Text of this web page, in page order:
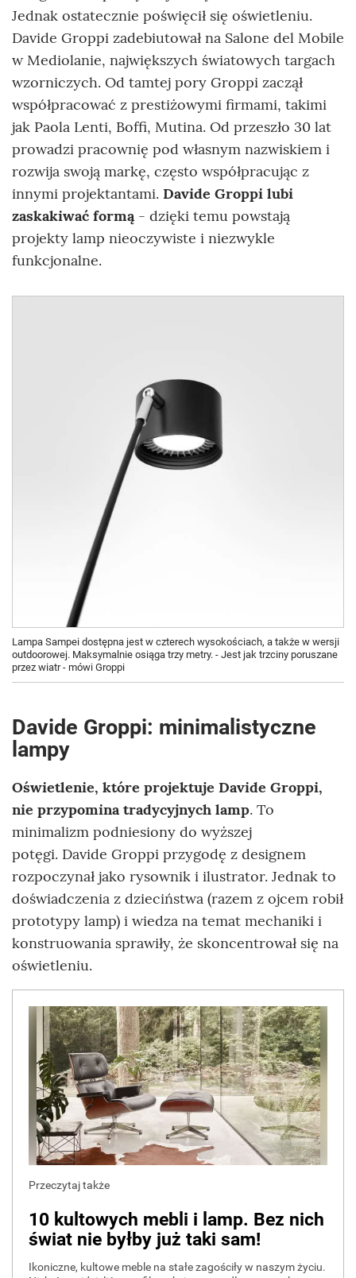
Jednak ostatecznie poświęcił się oświetleniu.
Davide Groppi zadebiutował na Salone del Mobile
w Mediolanie, największych światowych targach
wzorniczych. Od tamtej pory Groppi zaczął
współpracować z prestiżowymi firmami, takimi
jak Paola Lenti, Boffi, Mutina. Od przeszło 30 lat
prowadzi pracownię pod własnym nazwiskiem i
rozwija swoją markę, często współpracując z
innymi projektantami. Davide Groppi lubi
zaskakiwać formą- dzięki temu powstają
projekty lamp nieoczywiste i niezwykle
funkcjonalne.
Lampa Sampei dostępna jest w czterech wysokościach, a także w wersji
outdoorowej. Maksymalnie osiąga trzy metry. - Jest jak trzciny poruszane
przez wiatr - mówi Groppi
Davide Groppi: minimalistyczne
lampy
Oświetlenie, które projektuje Davide Groppi,
nie przypomina tradycyjnych lamp. To
minimalizm podniesiony do wyższej
potęgi. Davide Groppi przygodę z designem
rozpoczynał jako rysownik i ilustrator. Jednak to
doświadczenia z dzieciństwa (razem z ojcem robił
prototypy lamp) i wiedza na temat mechaniki i
konstruowania sprawiły, że skoncentrował się na
oświetleniu.